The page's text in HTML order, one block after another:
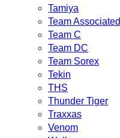
Tamiya
Team Associated
Team C
Team DC
Team Sorex
Tekin
THS
Thunder Tiger
Traxxas
Venom